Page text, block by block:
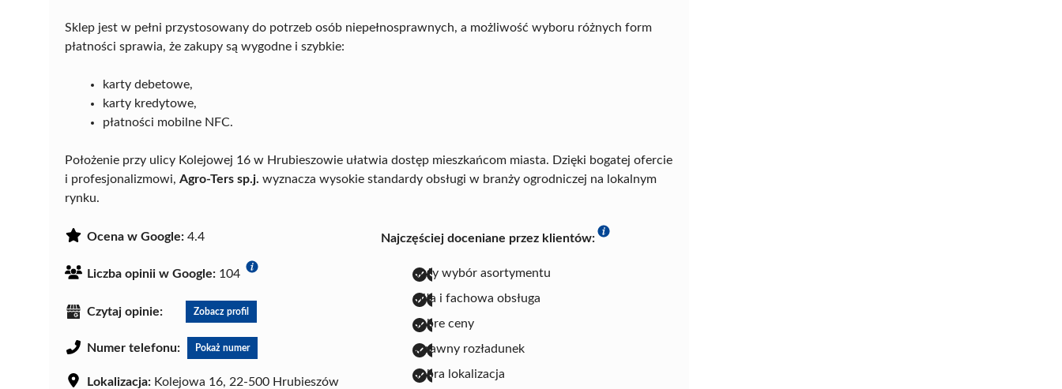
Sklep jest w pełni przystosowany do potrzeb osób niepełnosprawnych, a możliwość wyboru różnych form
płatności sprawia, że zakupy są wygodne i szybkie:
karty debetowe,
karty kredytowe,
płatności mobilne NFC.
Położenie przy ulicy Kolejowej 16 w Hrubieszowie ułatwia dostęp mieszkańcom miasta. Dzięki bogatej ofercie
i profesjonalizmowi, Agro-Ters sp.j. wyznacza wysokie standardy obsługi w branży ogrodniczej na lokalnym
rynku.
Ocena w Google: 4.4
Liczba opinii w Google: 104
Czytaj opinie: Zobacz profil
Numer telefonu: Pokaż numer
Lokalizacja: Kolejowa 16, 22-500 Hrubieszów
Najczęściej doceniane przez klientów:
duży wybór asortymentu
miła i fachowa obsługa
dobre ceny
sprawny rozładunek
dobra lokalizacja